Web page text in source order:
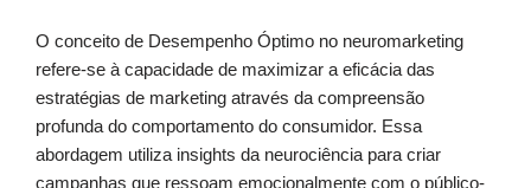
O conceito de Desempenho Óptimo no neuromarketing
refere-se à capacidade de maximizar a eficácia das
estratégias de marketing através da compreensão
profunda do comportamento do consumidor. Essa
abordagem utiliza insights da neurociência para criar
campanhas que ressoam emocionalmente com o público-